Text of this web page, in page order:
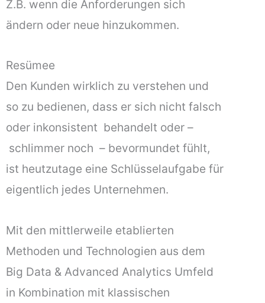
Z.B. wenn die Anforderungen sich
ändern oder neue hinzukommen.
Resümee
Den Kunden wirklich zu verstehen und
so zu bedienen, dass er sich nicht falsch
oder inkonsistent behandelt oder –
schlimmer noch – bevormundet fühlt,
ist heutzutage eine Schlüsselaufgabe für
eigentlich jedes Unternehmen.
Mit den mittlerweile etablierten
Methoden und Technologien aus dem
Big Data & Advanced Analytics Umfeld
in Kombination mit klassischen